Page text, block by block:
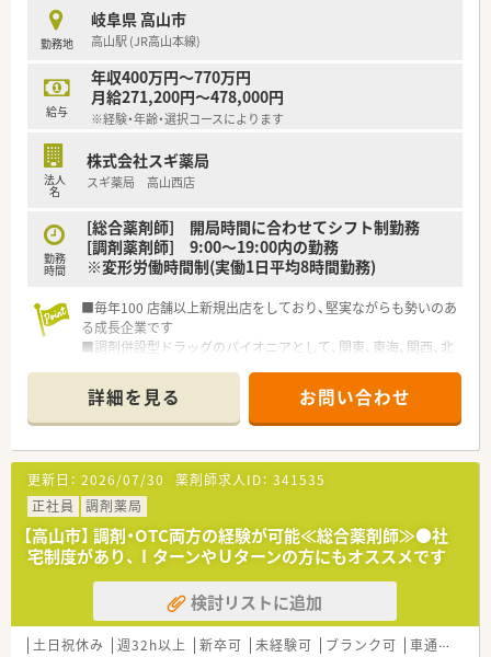
★薬剤師スキルの向上が可能！
医師の開業支援も行っており、開院時からマンツーマン体制を整
えている調剤薬局が多くあります。
そのため、しっかりと薬剤師スキルを豊富な処方箋枚数から向上
させることが可能です。
また、患者様へのフォローアップやトレーシングレポートの作成
などを通して、地域の患者様の健康に寄り添っています。
★挑戦する人にはチャンス（多彩なキャリアパス）があります！
20歳代・30歳代の若い薬剤師が薬局や本部スタッフとして活躍
年齢や性別は関係なく、実務力を兼ね備え挑戦をする姿勢の方に
はチャンスが与えられます。
毎年、自分のキャリアイメージ申告、ライフスタイル申告など、
年間２回の面談では、上長と自身のビジョンや悩みなど話すスタ
ッフが多く、1人1人の考えを重視しています。
日祝と特別休暇をつなげ連休を取る社員も多く、
毎年付与されるワークライフバランス（WLB）休暇9日間を組み
希望する特別休暇取得率が100％となっておりますので、ご安心
ください。
ワークライフバランスを重視される方には魅力的な制度となっ
ています。
勤務地
岐阜県 高山市
高山駅 (JR高山本線)
給与
年収400万円～770万円
月給271,200円～478,000円
※経験・年齢・選択コースによります
法人
名
株式会社スギ薬局
スギ薬局 高山西店
勤務
時間
[総合薬剤師] 開局時間に合わせてシフト制勤務
[調剤薬剤師] 9:00～19:00内の勤務
※変形労働時間制(実働1日平均8時間勤務)
■毎年100 店舗以上新規出店をしており、堅実ながらも勢いのあ
る成長企業です
■調剤併設型ドラッグのパイオニアとして、関東、東海、関西、北
■研修制度は様々なプランがあり、集合研修だけでなく任意で受
講可能な研修も幅広く用意されています
■店舗で活躍する従業員、社外で活躍する従業員、将来経営幹部
となる従業員など、薬剤師として様々な活躍ができるフィールド
を用意されています
■総合薬剤師・調剤薬剤師（土日休み・19時までの勤務）どちらか
の働き方を選択できます
■調剤併設型だけでなく「医療モール・クリニック併設店舗」「敷
地内薬局」「訪問調剤特化型店舗」など様々な店舗を運営してい
ます
■在宅医療にも積極的取り組んでおり「訪問調剤特化型店舗」を
50店舗以上、無菌調剤室は業界最多の51店舗設置しています
■「プラチナくるみん認定企業」「健康経営優良法人2023（大規模
法人部門）認定」等を取得し一人ひとりが働きやすい環境が整備
詳細を見る お問い合わせ
更新日： 2026/07/30 薬剤師求人ID： 341535
正社員
調剤薬局
【高山市】 調剤・OTC両方の経験が可能≪総合薬剤師≫●社
宅制度があり、ⅠターンやＵターンの方にもオススメです
検討リストに追加
土日祝休み 週32h以上 新卒可 未経験可 ブランク可 車通勤可